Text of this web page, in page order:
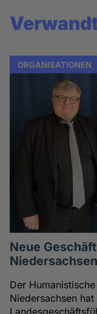
ORGANISATIONEN
Neue
Niedersachsen
Der
Niedersachsen